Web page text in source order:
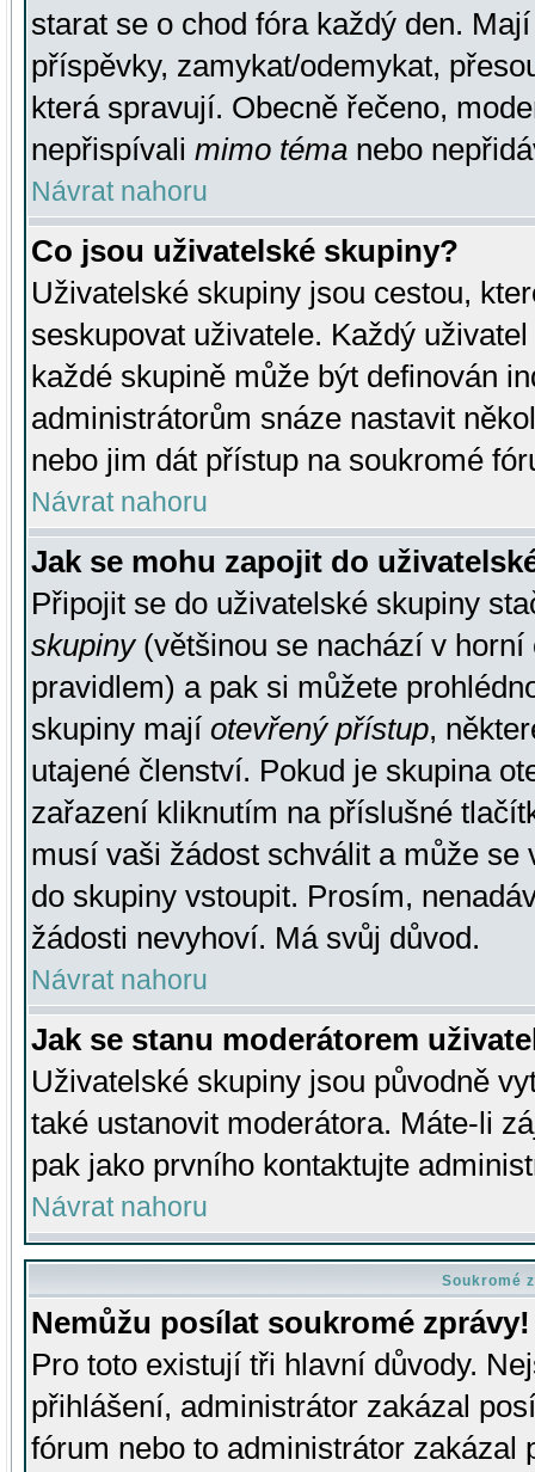
starat se o chod fóra každý den.
příspěvky, zamykat/odemykat,
která spravují. Obecně řečeno,
nepřispívali mimo téma nebo
Návrat nahoru
Co jsou uživatelské skupiny?
Uživatelské skupiny jsou cestou,
seskupovat uživatele. Každý
každé skupině může být definován
administrátorům snáze nastavit
nebo jim dát přístup na soukromé
Návrat nahoru
Jak se mohu zapojit do
Připojit se do uživatelské skupiny
skupiny(většinou se nachází v horní
pravidlem) a pak si můžete
skupiny mají otevřený přístup,
utajené členství. Pokud je skupina
zařazení kliknutím na příslušné
musí vaši žádost schválit a může se
do skupiny vstoupit. Prosím,
žádosti nevyhoví. Má svůj důvod.
Návrat nahoru
Jak se stanu moderátorem
Uživatelské skupiny jsou původně
také ustanovit moderátora. Máte-li
pak jako prvního kontaktujte
Návrat nahoru
Soukromé
Nemůžu posílat soukromé zprávy!
Pro toto existují tři hlavní důvody.
přihlášení, administrátor zakázal
fórum nebo to administrátor zakázal